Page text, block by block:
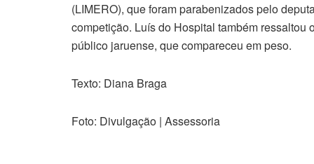
(LIMERO), que foram parabenizados pelo
competição. Luís do Hospital também
público jaruense, que compareceu em peso.
Texto: Diana Braga
Foto: Divulgação | Assessoria